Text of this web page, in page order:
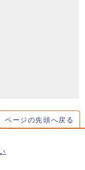
ページの先頭へ戻る